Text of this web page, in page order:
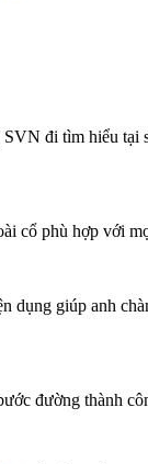
SVN đi tìm hiểu tại
cổ phù hợp với
dụng giúp anh
đường thành